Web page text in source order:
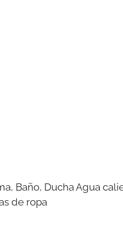
Baño, Ducha Agua
de ropa